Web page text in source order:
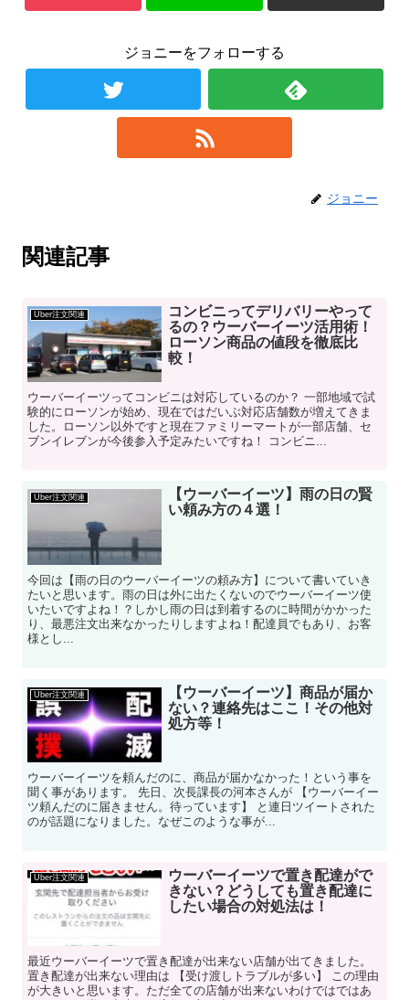
ジョニーをフォローする
ジョニー
関連記事
Uber注文関連
コンビニってデリバリーやって
るの？ウーバーイーツ活用術！
ローソン商品の値段を徹底比
較！
ウーバーイーツってコンビニは対応しているのか？ 一部地域で試
験的にローソンが始め、現在ではだいぶ対応店舗数が増えてきま
した。ローソン以外ですと現在ファミリーマートが一部店舗、セ
ブンイレブンが今後参入予定みたいですね！ コンビニ...
Uber注文関連
【ウーバーイーツ】雨の日の賢
い頼み方の４選！
今回は【雨の日のウーバーイーツの頼み方】について書いていき
たいと思います。雨の日は外に出たくないのでウーバーイーツ使
いたいですよね！？しかし雨の日は到着するのに時間がかかった
り、最悪注文出来なかったりしますよね！配達員でもあり、お客
様とし...
Uber注文関連
【ウーバーイーツ】商品が届か
ない？連絡先はここ！その他対
処方等！
ウーバーイーツを頼んだのに、商品が届かなかった！という事を
聞く事があります。 先日、次長課長の河本さんが 【ウーバーイー
ツ頼んだのに届きません。待っています】 と連日ツイートされた
のが話題になりました。なぜこのような事が...
Uber注文関連
ウーバーイーツで置き配達がで
きない？どうしても置き配達に
したい場合の対処法は！
最近ウーバーイーツで置き配達が出来ない店舗が出てきました。
置き配達が出来ない理由は 【受け渡しトラブルが多い】 この理由
が大きいと思います。ただ全ての店舗が出来ないわけではではあ